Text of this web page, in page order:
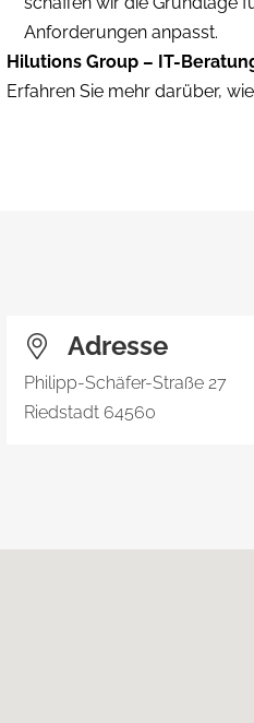
Anforderungen anpasst.
Hilutions Group – IT-
Erfahren Sie mehr darüber,
Adresse
Philipp-Schäfer-Straße 27
Riedstadt 64560